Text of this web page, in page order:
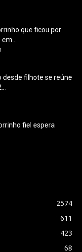
que ficou por
desde filhote se reúne
fiel espera
2574
611
423
68